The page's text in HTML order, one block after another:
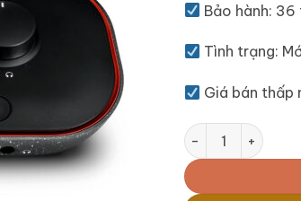
Bảo hành: 36
Tình trạng:
Giá bán
Focusrite